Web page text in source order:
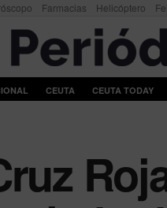
Farmacias Helicóptero
CEUTA CEUTA TODAY